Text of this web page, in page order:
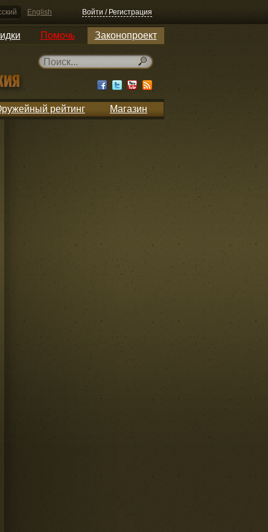
English Войти / Регистрация
Помочь Законопроект
рейтинг Магазин